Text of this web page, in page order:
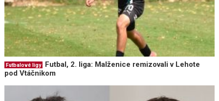
Futbalové ligy
Futbal, 2. liga: Malženice remizovali v Lehote
pod Vtáčnikom